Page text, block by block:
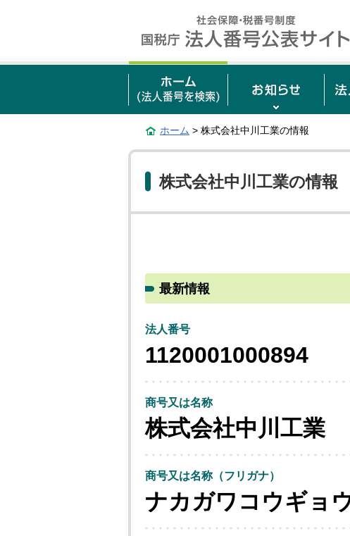
ホーム > 株式会社中川工業の情報
株式会社中川工業の情報
最新情報
法人番号
1120001000894
商号又は名称
株式会社中川工業
商号又は名称（フリガナ）
ナカガワコウギョ